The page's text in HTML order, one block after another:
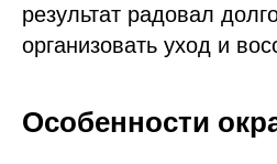
результат радовал
организовать уход и
Особенности